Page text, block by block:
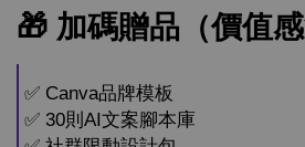
🎁 加碼贈品（價值感
✅ Canva品牌模板
✅ 30則AI文案腳本庫